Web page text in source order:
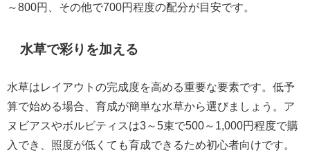
～800円、その他で700円程度の配分が目安です。
水草で彩りを加える
水草はレイアウトの完成度を高める重要な要素です。低予
算で始める場合、育成が簡単な水草から選びましょう。ア
ヌビアスやボルビティスは3～5束で500～1,000円程度で購
入でき、照度が低くても育成できるため初心者向けです。